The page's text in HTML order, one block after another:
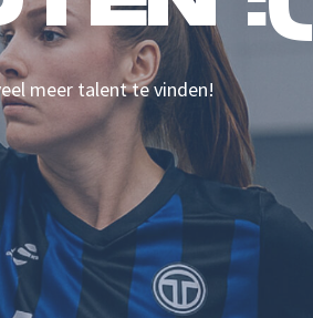
meer talent te vinden!